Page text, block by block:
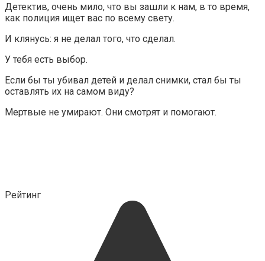
Детектив, очень мило, что вы зашли к нам, в то время,
как полиция ищет вас по всему свету.
И клянусь: я не делал того, что сделал.
У тебя есть выбор.
Если бы ты убивал детей и делал снимки, стал бы ты
оставлять их на самом виду?
Мертвые не умирают. Они смотрят и помогают.
Рейтинг